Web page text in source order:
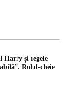
Harry și regele
Rolul-cheie